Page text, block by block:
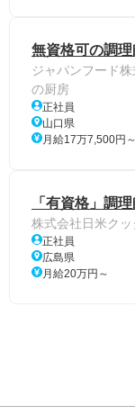
無資格可の調
ジャパンフード
の厨房
正社員
山口県
月給17万7,500円
「有資格」調
株式会社日米クッ
正社員
広島県
月給20万円～